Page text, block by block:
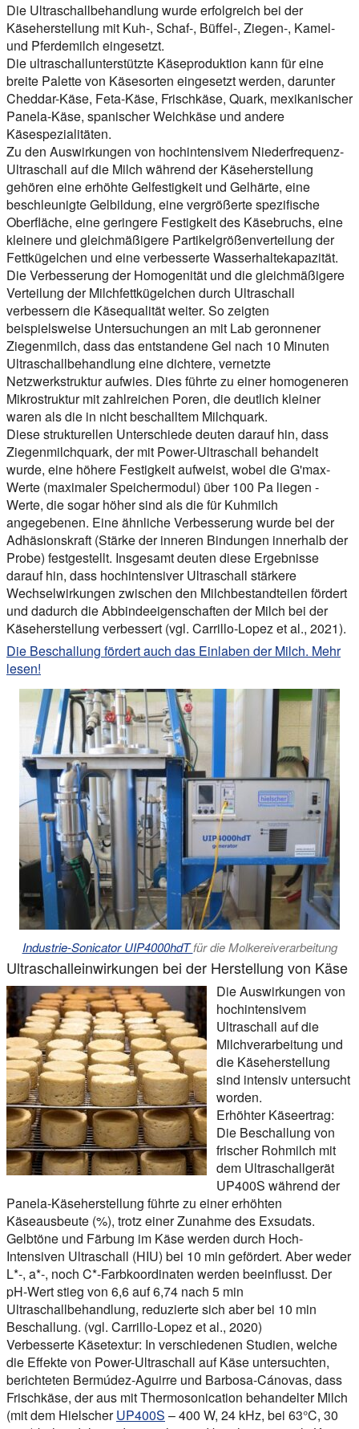
Die Ultraschallbehandlung wurde erfolgreich bei der
Käseherstellung mit Kuh-, Schaf-, Büffel-, Ziegen-, Kamel-
und Pferdemilch eingesetzt.
Die ultraschallunterstützte Käseproduktion kann für eine
breite Palette von Käsesorten eingesetzt werden, darunter
Cheddar-Käse, Feta-Käse, Frischkäse, Quark, mexikanischer
Panela-Käse, spanischer Weichkäse und andere
Käsespezialitäten.
Zu den Auswirkungen von hochintensivem Niederfrequenz-
Ultraschall auf die Milch während der Käseherstellung
gehören eine erhöhte Gelfestigkeit und Gelhärte, eine
beschleunigte Gelbildung, eine vergrößerte spezifische
Oberfläche, eine geringere Festigkeit des Käsebruchs, eine
kleinere und gleichmäßigere Partikelgrößenverteilung der
Fettkügelchen und eine verbesserte Wasserhaltekapazität.
Die Verbesserung der Homogenität und die gleichmäßigere
Verteilung der Milchfettkügelchen durch Ultraschall
verbessern die Käsequalität weiter. So zeigten
beispielsweise Untersuchungen an mit Lab geronnener
Ziegenmilch, dass das entstandene Gel nach 10 Minuten
Ultraschallbehandlung eine dichtere, vernetzte
Netzwerkstruktur aufwies. Dies führte zu einer homogeneren
Mikrostruktur mit zahlreichen Poren, die deutlich kleiner
waren als die in nicht beschalltem Milchquark.
Diese strukturellen Unterschiede deuten darauf hin, dass
Ziegenmilchquark, der mit Power-Ultraschall behandelt
wurde, eine höhere Festigkeit aufweist, wobei die G'max-
Werte (maximaler Speichermodul) über 100 Pa liegen -
Werte, die sogar höher sind als die für Kuhmilch
angegebenen. Eine ähnliche Verbesserung wurde bei der
Adhäsionskraft (Stärke der inneren Bindungen innerhalb der
Probe) festgestellt. Insgesamt deuten diese Ergebnisse
darauf hin, dass hochintensiver Ultraschall stärkere
Wechselwirkungen zwischen den Milchbestandteilen fördert
und dadurch die Abbindeeigenschaften der Milch bei der
Käseherstellung verbessert (vgl. Carrillo-Lopez et al., 2021).
Die Beschallung fördert auch das Einlaben der Milch. Mehr
lesen!
Industrie-Sonicator UIP4000hdTfür die Molkereiverarbeitung
Ultraschalleinwirkungen bei der Herstellung von Käse
Die Auswirkungen von
hochintensivem
Ultraschall auf die
Milchverarbeitung und
die Käseherstellung
sind intensiv untersucht
worden.
Erhöhter Käseertrag:
Die Beschallung von
frischer Rohmilch mit
dem Ultraschallgerät
UP400S während der
Panela-Käseherstellung führte zu einer erhöhten
Käseausbeute (%), trotz einer Zunahme des Exsudats.
Gelbtöne und Färbung im Käse werden durch Hoch-
Intensiven Ultraschall (HIU) bei 10 min gefördert. Aber weder
L*-, a*-, noch C*-Farbkoordinaten werden beeinflusst. Der
pH-Wert stieg von 6,6 auf 6,74 nach 5 min
Ultraschallbehandlung, reduzierte sich aber bei 10 min
Beschallung. (vgl. Carrillo-Lopez et al., 2020)
Verbesserte Käsetextur: In verschiedenen Studien, welche
die Effekte von Power-Ultraschall auf Käse untersuchten,
berichteten Bermúdez-Aguirre und Barbosa-Cánovas, dass
Frischkäse, der aus mit Thermosonication behandelter Milch
(mit dem HielscherUP400S – 400 W, 24 kHz, bei 63°C, 30